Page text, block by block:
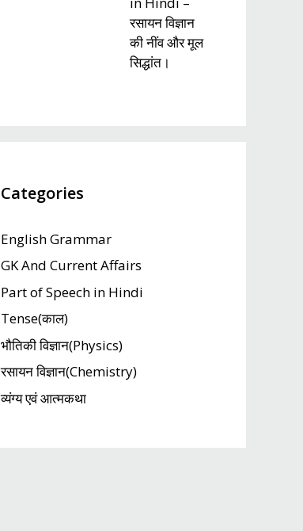
रसायन विज्ञान
की नींव और मूल
सिद्धांत।
Categories
English Grammar
GK And Current Affairs
Part of Speech in Hindi
Tense(काल)
भौतिकी विज्ञान(Physics)
रसायन विज्ञान(Chemistry)
व्यंग्य एवं आत्मकथा